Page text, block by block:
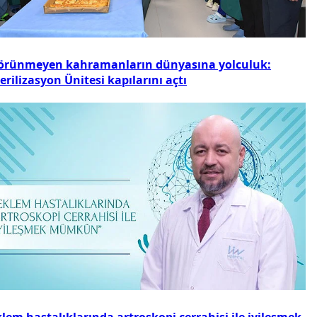
kahramanların dünyasına yolculuk:
Ünitesi kapılarını açtı